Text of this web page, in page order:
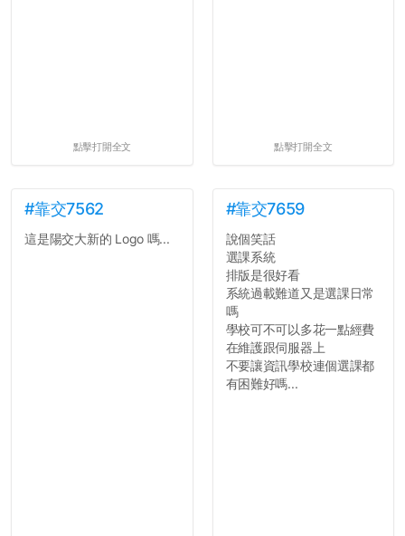
點擊打開全文 點擊打開全文
#靠交7562
這是陽交大新的 Logo 嗎...
#靠交7659
說個笑話
選課系統
排版是很好看
系統過載難道又是選課日常
嗎
學校可不可以多花一點經費
在維護跟伺服器上
不要讓資訊學校連個選課都
有困難好嗎...